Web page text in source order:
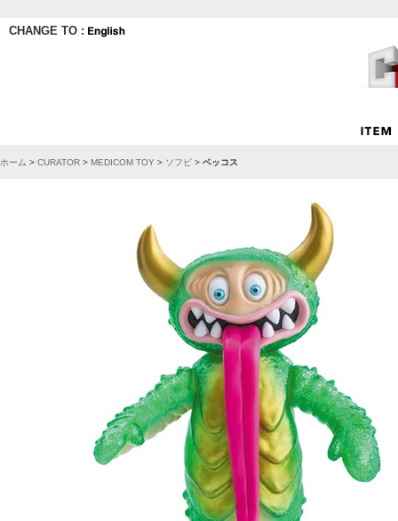
CHANGE TO :
ホーム > CURATOR > MEDICOM TOY > ソフビ > ベッコス